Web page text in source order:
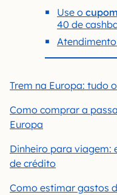
Use o
40 de
Trem na Europa: tudo
Como comprar a
Europa
Dinheiro para viagem:
de crédito
Como estimar gastos